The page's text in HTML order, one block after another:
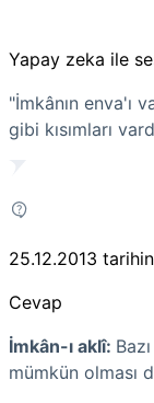
Yapay zeka ile
"İmkânın enva'ı
gibi kısımları
25.12.2013
Cevap
İmkân-ı aklî:
mümkün olması